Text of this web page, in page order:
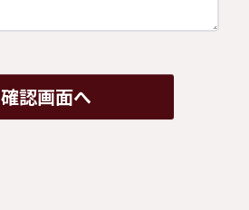
確認画面へ